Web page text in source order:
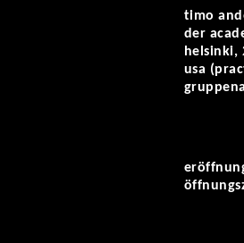
timo
der
helsinki,
usa